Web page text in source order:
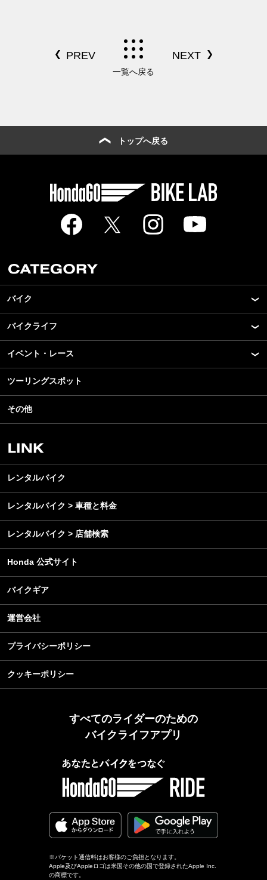
一覧へ戻る
トップへ戻る
バイク
New Model Show
モデル情報
カスタマイズパーツ
テクノロジー
名車・旧車
ビジネス
バイクライフ
アプリ
ライディングギア
ツーリング
アウトドア
レンタルバイク
イベント・レース
モータースポーツ
イベント
スクール・レッスン
ツーリングスポット
その他
レンタルバイク
レンタルバイク > 車種と料金
レンタルバイク > 店舗検索
Honda 公式サイト
バイクギア
運営会社
プライバシーポリシー
クッキーポリシー
すべてのライダーのための
バイクライフアプリ
※パケット通信料はお客様のご負担となります。
Apple及びAppleロゴは米国その他の国で登録されたApple Inc.
の商標です。